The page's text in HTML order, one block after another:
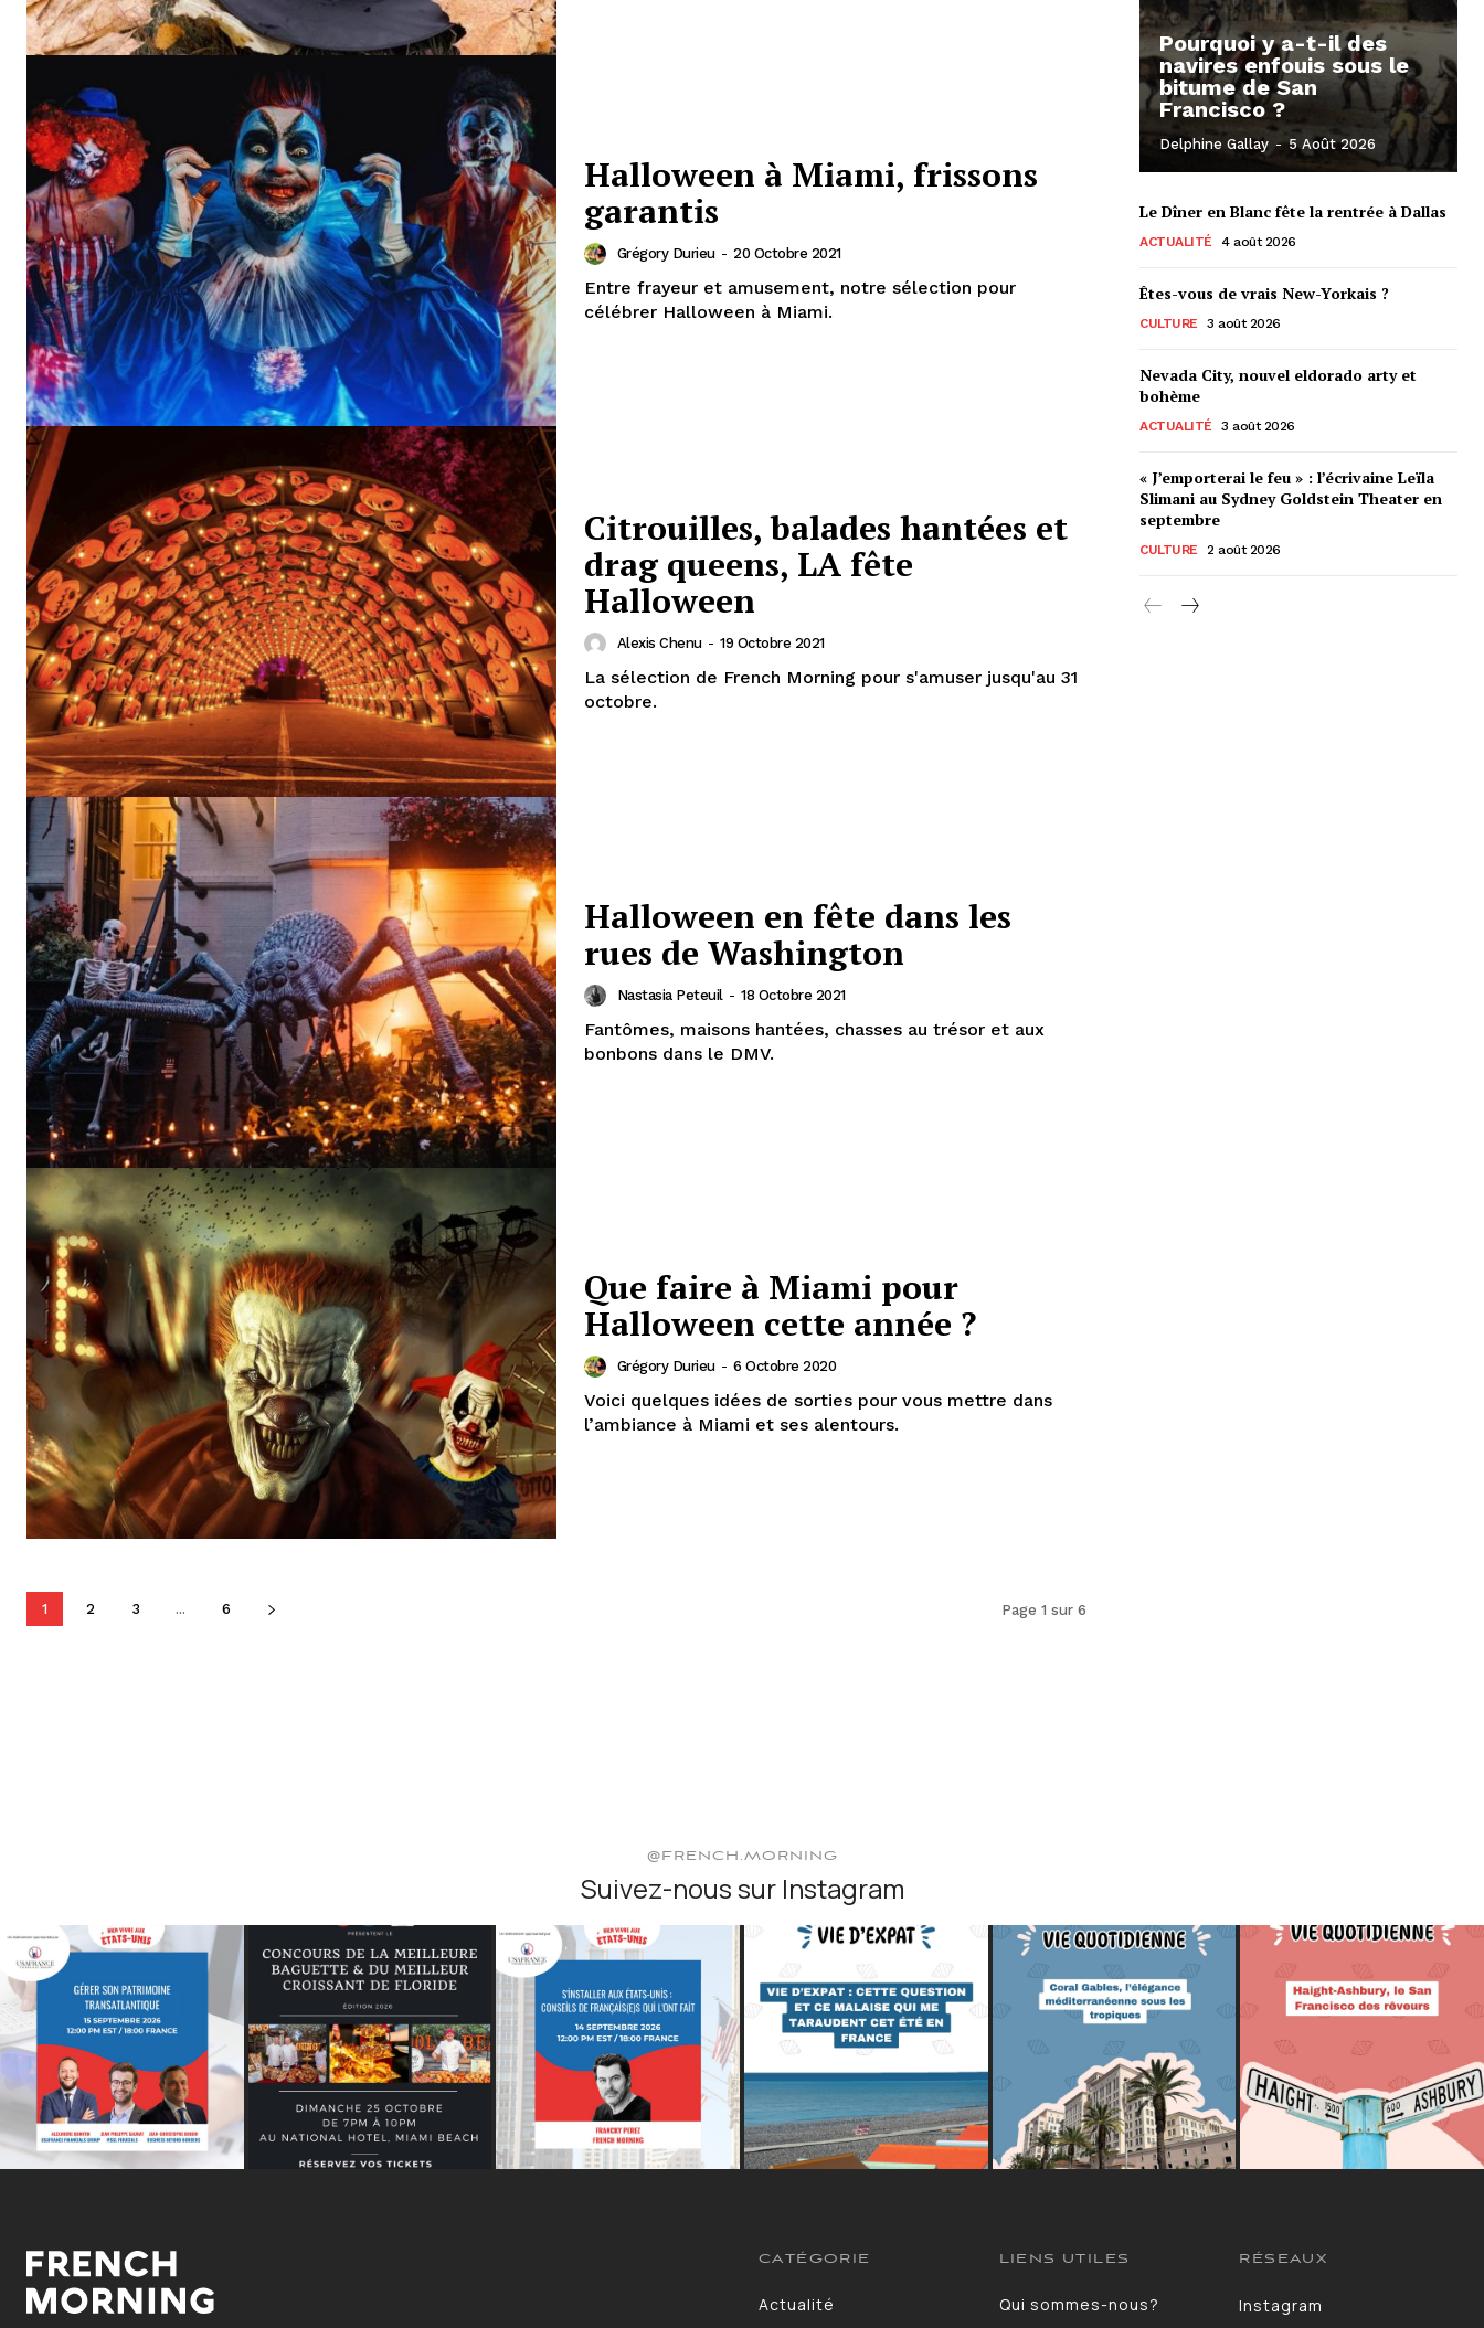
Halloween à Miami, frissons
garantis
Grégory Durieu - 20 Octobre 2021
Entre frayeur et amusement, notre sélection pour
célébrer Halloween à Miami.
Citrouilles, balades hantées et
drag queens, LA fête
Halloween
Alexis Chenu - 19 Octobre 2021
La sélection de French Morning pour s'amuser jusqu'au 31
octobre.
Halloween en fête dans les
rues de Washington
Nastasia Peteuil - 18 Octobre 2021
Fantômes, maisons hantées, chasses au trésor et aux
bonbons dans le DMV.
Que faire à Miami pour
Halloween cette année ?
Grégory Durieu - 6 Octobre 2020
Voici quelques idées de sorties pour vous mettre dans
l’ambiance à Miami et ses alentours.
1 2 3 ... 6 Page 1 sur 6
Pourquoi y a-t-il des
navires enfouis sous le
bitume de San
Francisco ?
Delphine Gallay - 5 Août 2026
Le Dîner en Blanc fête la rentrée à Dallas
ACTUALITÉ 4 août 2026
Êtes-vous de vrais New-Yorkais ?
CULTURE 3 août 2026
Nevada City, nouvel eldorado arty et
bohème
ACTUALITÉ 3 août 2026
« J’emporterai le feu » : l’écrivaine Leïla
Slimani au Sydney Goldstein Theater en
septembre
CULTURE 2 août 2026
@FRENCH.MORNING
Suivez-nous sur Instagram
CATÉGORIE
Actualité
LIENS UTILES
Qui sommes-nous?
RÉSEAUX
Instagram